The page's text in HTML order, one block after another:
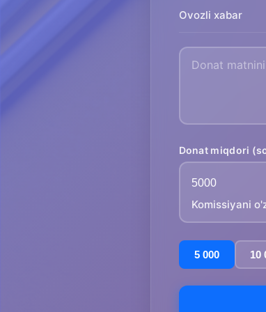
Ovozli xabar
Donat miqdori
Komissiyani
5 000
10